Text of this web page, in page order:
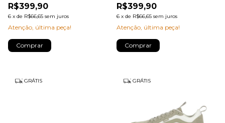
R$399,90
6 x de R$66,65 sem juros
Atenção, última peça!
Comprar
R$399,90
6 x de R$66,65 sem juros
Atenção, última peça!
Comprar
GRÁTIS GRÁTIS